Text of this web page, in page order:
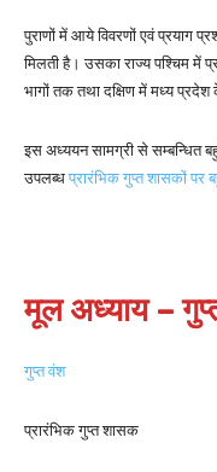
पुराणों में आये विवरणों एवं प्रयाग
मिलती है। उसका राज्य पश्चिम में
भागों तक तथा दक्षिण में मध्य प्रदेश
इस अध्ययन सामग्री से सम्बन्धित
उपलब्ध प्रारंभिक गुप्त शासकों पर
मूल अध्याय –
गुप्त वंश
प्रारंभिक गुप्त शासक